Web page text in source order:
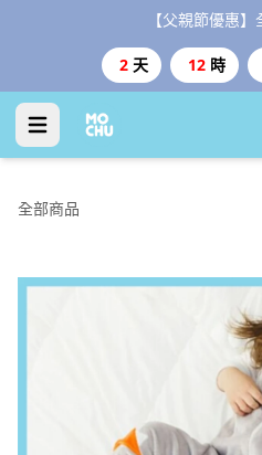
【父親節優惠
2 天 12 時
全部商品